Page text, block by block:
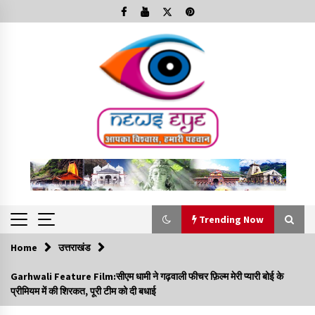
to
Trending Now
Trending Now
Minorities Rights Day : विश्व अल्पसंख्यक अधिकार दिवस
कार्यक्रम में शामिल हुए सीएम,आधुनिक मदरसों का नाम अब्दुल कलाम के नाम
Home उत्तराखंड
Garhwali Feature Film:सीएम धामी ने गढ़वाली फीचर फ़िल्म मेरी प्यारी बोई के
प्रीमियम में की शिरकत, पूरी टीम को दी बधाई